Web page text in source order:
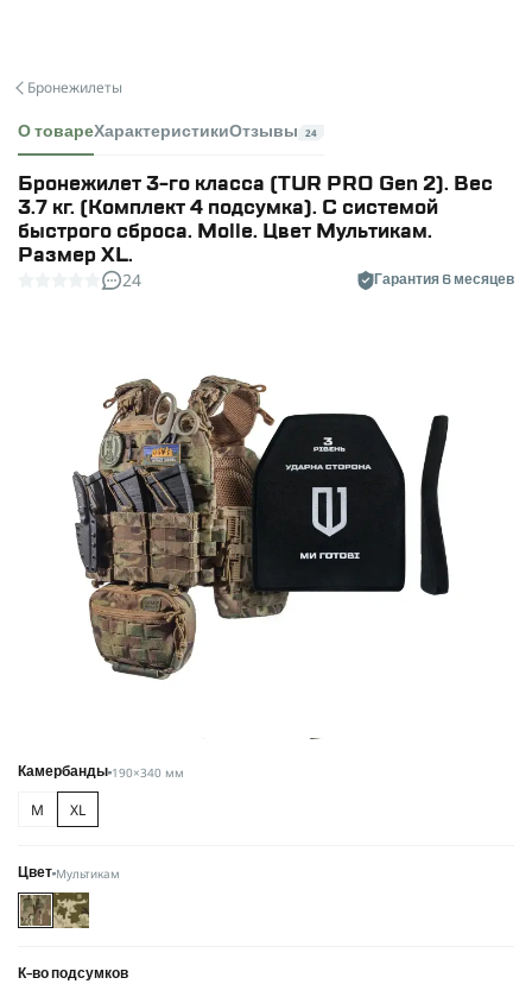
Бронежилеты
О товареХарактеристикиОтзывы 24
Бронежилет 3-го класса (TUR PRO Gen 2). Вес
3.7 кг. (Комплект 4 подсумка). С системой
быстрого сброса. Molle. Цвет Мультикам.
Размер XL.
24 Гарантия 6 месяцев
Камербанды 190×340 мм
M XL
Цвет Мультикам
К-во подсумков